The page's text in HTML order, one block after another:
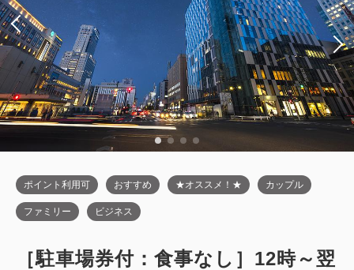
税・サービス料込
会員価格 44,800円
大人2名1室
税・サービス料込
合計 45,400円
残り1室 詳細
ポイント利用可 おすすめ ★オススメ！★ カップル
ファミリー ビジネス
［駐車場券付：食事なし］12時～翌